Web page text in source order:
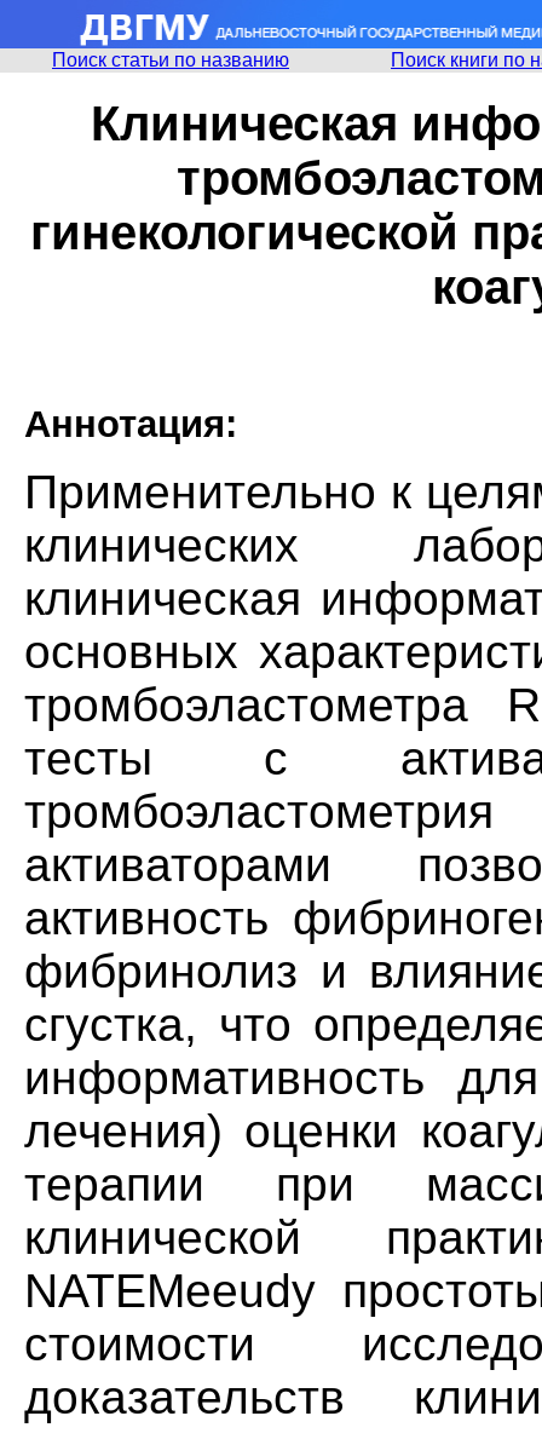
Поиск статьи по названию Поиск книги по
Клиническая
гинекологической
Аннотация:
Применительно к
клинических
клиническая
основных
тромбоэластометра
тесты с
активаторами
активность
фибринолиз и
сгустка, что
информативность
лечения) оценки
терапии при
клинической
NATEMeeudy
стоимости
доказательств